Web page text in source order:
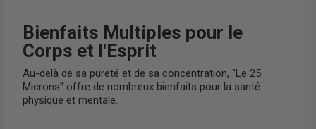
Bienfaits Multiples pour le
Corps et l'Esprit
Au-delà de sa pureté et de sa concentration, "Le 25
Microns" offre de nombreux bienfaits pour la santé
physique et mentale.